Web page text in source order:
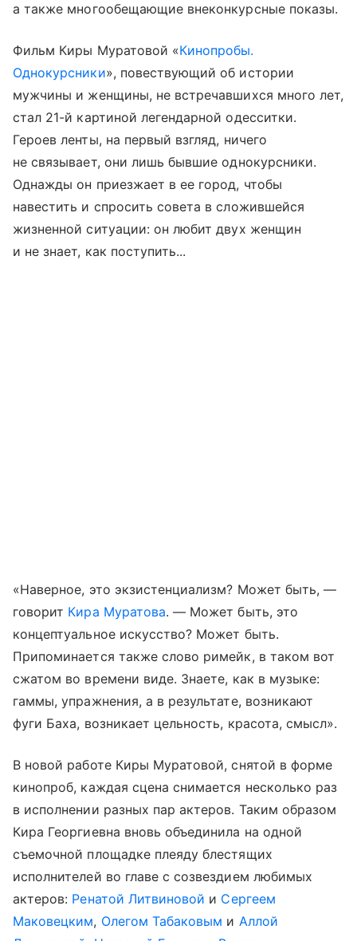
а также многообещающие внеконкурсные показы.
Фильм Киры Муратовой «Кинопробы.
Однокурсники», повествующий об истории
мужчины и женщины, не встречавшихся много лет,
стал 21-й картиной легендарной одесситки.
Героев ленты, на первый взгляд, ничего
не связывает, они лишь бывшие однокурсники.
Однажды он приезжает в ее город, чтобы
навестить и спросить совета в сложившейся
жизненной ситуации: он любит двух женщин
и не знает, как поступить...
«Наверное, это экзистенциализм? Может быть, —
говорит Кира Муратова. — Может быть, это
концептуальное искусство? Может быть.
Припоминается также слово римейк, в таком вот
сжатом во времени виде. Знаете, как в музыке:
гаммы, упражнения, а в результате, возникают
фуги Баха, возникает цельность, красота, смысл».
В новой работе Киры Муратовой, снятой в форме
кинопроб, каждая сцена снимается несколько раз
в исполнении разных пар актеров. Таким образом
Кира Георгиевна вновь объединила на одной
съемочной площадке плеяду блестящих
исполнителей во главе с созвездием любимых
актеров: Ренатой Литвиновой и Сергеем
Маковецким, Олегом Табаковым и Аллой